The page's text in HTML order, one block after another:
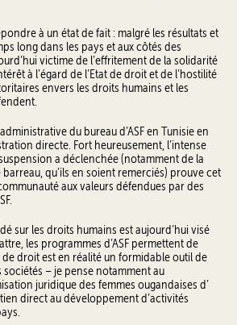
à un état de fait : malgré les résultats et
long dans les pays et aux côtés des
victime de l’effritement de la solidarité
à l’égard de l’Etat de droit et de l’hostilité
envers les droits humains et les
du bureau d’ASF en Tunisie en
directe. Fort heureusement, l’intense
a déclenchée (notamment de la
qu’ils en soient remerciés) prouve cet
aux valeurs défendues par des
sur les droits humains est aujourd’hui visé
les programmes d’ASF permettent de
droit est en réalité un formidable outil de
– je pense notamment au
juridique des femmes ougandaises d’
direct au développement d’activités